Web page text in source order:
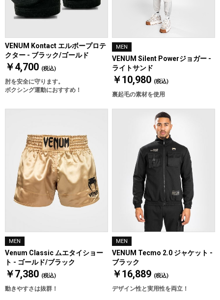
VENUM Kontact エルボープロテ
クター - ブラック/ゴールド
￥4,700 (税込)
肘を安全に守ります。
ボクシング運動におすすめ！
MEN
VENUM Silent Powerジョガー -
ライトサンド
￥10,980 (税込)
裏起毛の素材を使用
MEN
Venum Classic ムエタイショー
ト - ゴールド/ブラック
￥7,380 (税込)
動きやすさは抜群！
MEN
VENUM Tecmo 2.0 ジャケット -
ブラック
￥16,889 (税込)
デザイン性と実用性を両立！